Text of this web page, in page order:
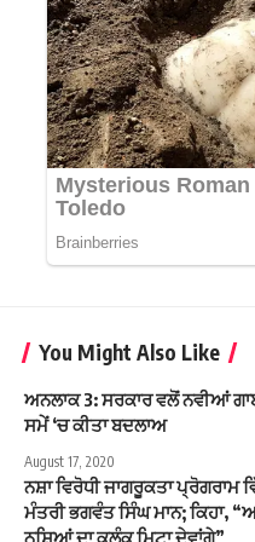
You Might Also Like
ਅਨਲਾਕ 3: ਸਰਕਾਰ ਵਲੋਂ ਨਵੀਆਂ
ਸਮੇਂ ‘ਚ ਕੀਤਾ ਬਦਲਾਅ
August 17, 2020
ਨਸ਼ਾ ਵਿਰੋਧੀ ਜਾਗਰੂਕਤਾ ਪ੍ਰੋਗਰਾਮ
ਮੰਤਰੀ ਭਗਵੰਤ ਸਿੰਘ ਮਾਨ; ਕਿਹਾ,
ਨਸ਼ਿਆਂ ਦਾ ਕਲੰਕ ਮਿਟਾ ਦੇਵਾਂਗੇ”